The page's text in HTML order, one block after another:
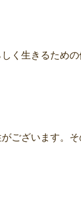
く生きるための
ございます。